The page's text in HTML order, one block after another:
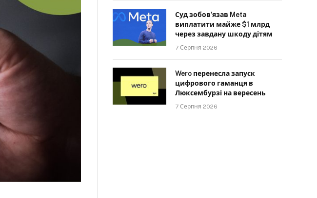
Суд зобов’язав Meta
виплатити майже $1 млрд
через завдану шкоду дітям
7 Серпня 2026
Wero перенесла запуск
цифрового гаманця в
Люксембурзі на вересень
7 Серпня 2026